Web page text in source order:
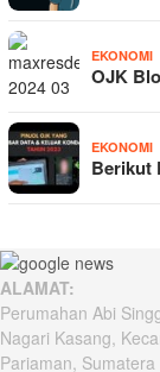
EKONOMI
OJK
EKONOMI
Berikut
ALAMAT:
Perumahan Abi
Nagari Kasang,
Pariaman,